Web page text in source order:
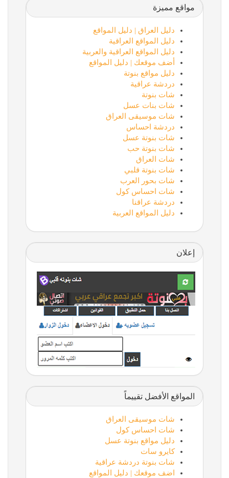
مواقع مميزة
دليل العراق | دليل المواقع
دليل المواقع العراقية
دليل المواقع العراقية والعربية
أضف موقعك | دليل المواقع
دليل مواقع بنوتة
دردشة عراقية
شات بنوتة
شات بنات عسل
شات موسيقى العراق
دردشة احساس
شات بنوتة عسل
شات بنوتة حب
شات العراق
شات بنوتة قلبي
شات بحور العرب
شات احساس كول
دردشة عراقنا
دليل المواقع العربية
إعلان
المواقع الأفضل تقييماً
شات موسيقى العراق
شات احساس كول
دليل مواقع بنوتة عسل
كايرو سات
شات بنوتة دردشة عراقية
اضف موقعك | دليل المواقع